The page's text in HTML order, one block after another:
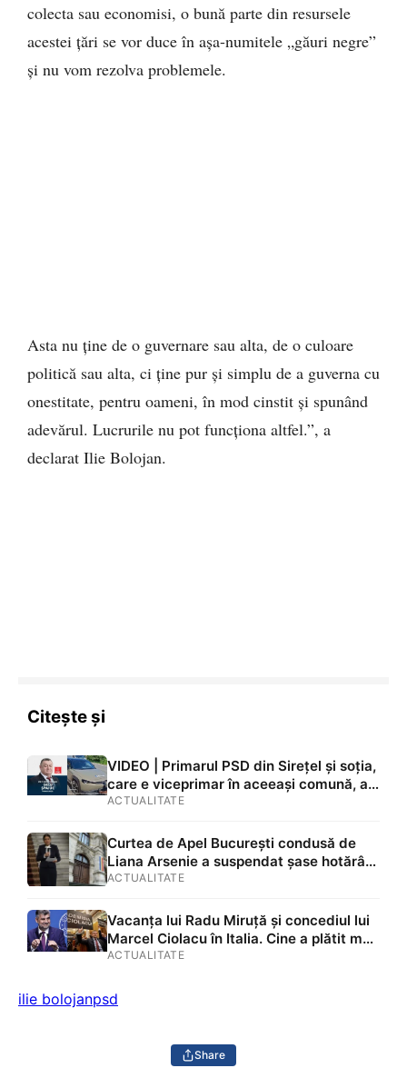
colecta sau economisi, o bună parte din resursele
acestei țări se vor duce în așa-numitele „găuri negre”
și nu vom rezolva problemele.
Asta nu ține de o guvernare sau alta, de o culoare
politică sau alta, ci ține pur și simplu de a guverna cu
onestitate, pentru oameni, în mod cinstit și spunând
adevărul. Lucrurile nu pot funcționa altfel.”, a
declarat Ilie Bolojan.
Citește și
VIDEO | Primarul PSD din Sirețel și soția,
care e viceprimar în aceeași comună, au
plecat în vacanță cu mașina Primăriei și
nu avea RCA
ACTUALITATE
Curtea de Apel București condusă de
Liana Arsenie a suspendat șase hotărâri
ale Guvernului Bolojan, la solicitarea
handicap și proiecte din PNRR
ACTUALITATE
Vacanța lui Radu Miruță și concediul lui
Marcel Ciolacu în Italia. Cine a plătit mai
mult?
ACTUALITATE
ilie bolojanpsd
Share